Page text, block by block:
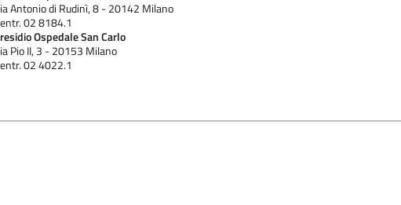
Antonio di Rudinì, 8 - 20142 Milano
02 8184.1
Ospedale San Carlo
Pio II, 3 - 20153 Milano
02 4022.1